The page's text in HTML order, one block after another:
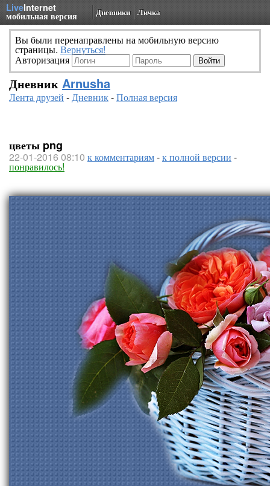
LiveInternet
мобильная версия Дневники Личка
Вы были перенаправлены на мобильную версию
страницы. Вернуться!
Авторизация
Дневник Arnusha
Лента друзей -Дневник-Полная версия
цветы png
22-01-2016 08:10 к комментариям-к полной версии -
понравилось!